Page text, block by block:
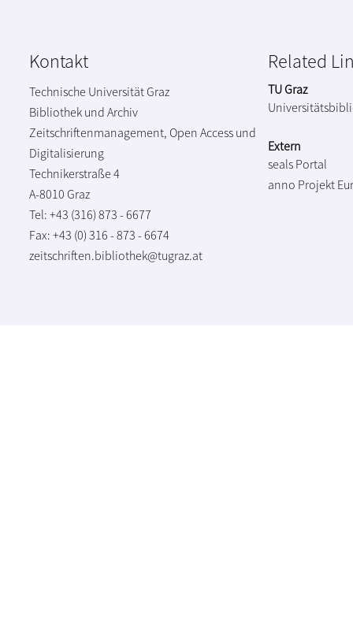
Kontakt
Technische Universität Graz
Bibliothek und Archiv
Zeitschriftenmanagement, Open Access und
Digitalisierung
Technikerstraße 4
A-8010 Graz
Tel: +43 (316) 873 - 6677
Fax: +43 (0) 316 - 873 - 6674
zeitschriften.bibliothek@tugraz.at
Related
TU Graz
Extern
seals Portal
anno Projekt